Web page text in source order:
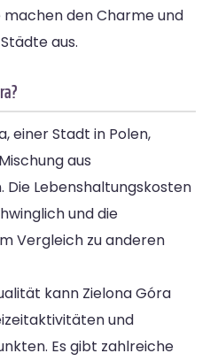
machen den Charme und
aus.
einer Stadt in Polen,
aus
Lebenshaltungskosten
und die
Vergleich zu anderen
kann Zielona Góra
und
Es gibt zahlreiche